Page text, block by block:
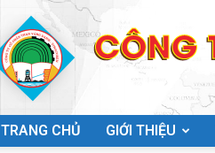
TRANG CHỦ GIỚI THIỆU